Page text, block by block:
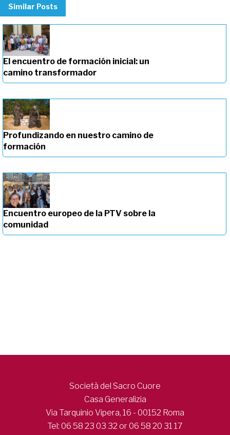
Similar Posts
El encuentro de formación inicial: un
camino transformador
Profundizando en nuestro camino de
formación
Encuentro europeo de la PTV sobre la
comunidad
Società del Sacro Cuore
Casa Generalizia
Via Tarquinio Vipera, 16 - 00152 Roma
Tel: 06 58 23 03 32 or 06 58 20 31 17